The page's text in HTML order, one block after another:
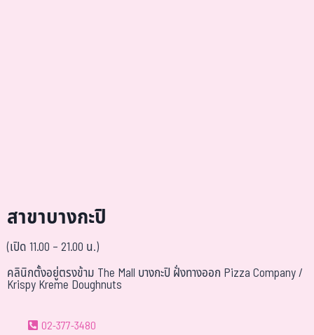
สาขาบางกะปิ
(เปิด 11.00 – 21.00 น.)
คลินิกตั้งอยู่ตรงข้าม The Mall บางกะปิ ฝั่งทางออก Pizza Company /
Krispy Kreme Doughnuts
02-377-3480